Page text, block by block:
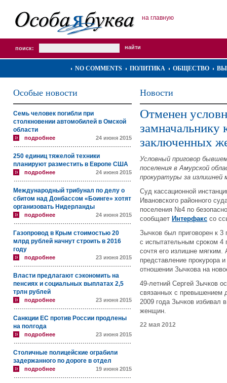
на главную
поиск:
NO COMMENTS ПОЛИТИКА ОБЩЕСТВО
Особые новости
Семь человек погибли при
столкновении автомобилей в Омской
области
подробнее 24 июня 2015
250 единиц тяжелой техники
планируют разместить в Европе США
подробнее 24 июня 2015
Международный трибунал по делу о
сбитом над Донбассом «Боинге» хотят
организовать Нидерланды
подробнее 24 июня 2015
Газопровод в Крым стоимостью 20
млрд рублей начнут строить в 2016
году
подробнее 23 июня 2015
Власти предлагают сэкономить на
пенсиях и социальных выплатах 2,5
трлн рублей
подробнее 23 июня 2015
Санкции ЕС против России продлены
на полгода
подробнее 23 июня 2015
Столичные полицейские ограбили
задержанного по дороге в отдел
подробнее 19 июня 2015
Новости
Отменен
замначальнику
заключенных
Условный приговор
поселения в Амурской
прокуратуры за излишней
Суд кассационной
Ивановского районного
поселения №4 по
сообщает Интерфакс со
Зычков был приговорен к
с испытательным сроком 4
сочтя его излишне мягким.
представление прокурора
отношении Зычкова на
49-летний Сергей Зычков
связанных с превышением
2009 года Зычков избивал
женщин.
22 мая 2012